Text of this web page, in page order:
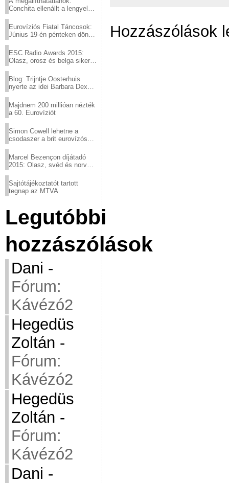
Conchita ellenállt a lengyel
Eurovíziós Fiatal Táncosok:
Június 19-én pénteken döntő
ESC Radio Awards 2015:
Olasz, orosz és belga siker,
Blog: Trijntje Oosterhuis
nyerte az idei Barbara Dex
Majdnem 200 millióan nézték
a 60. Eurovíziót
Simon Cowell lehetne a
csodaszer a brit eurovízós
Marcel Bezençon díjátadó
2015: Olasz, svéd és norvég
Sajtótájékoztatót tartott
tegnap az MTVA
Legutóbbi
hozzászólások
Dani -
Fórum:
Kávézó2
Hegedüs
Zoltán -
Fórum:
Kávézó2
Hegedüs
Zoltán -
Fórum:
Kávézó2
Dani -
Hozzászólások